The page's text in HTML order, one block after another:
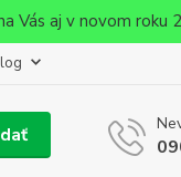
Vás aj v novom roku